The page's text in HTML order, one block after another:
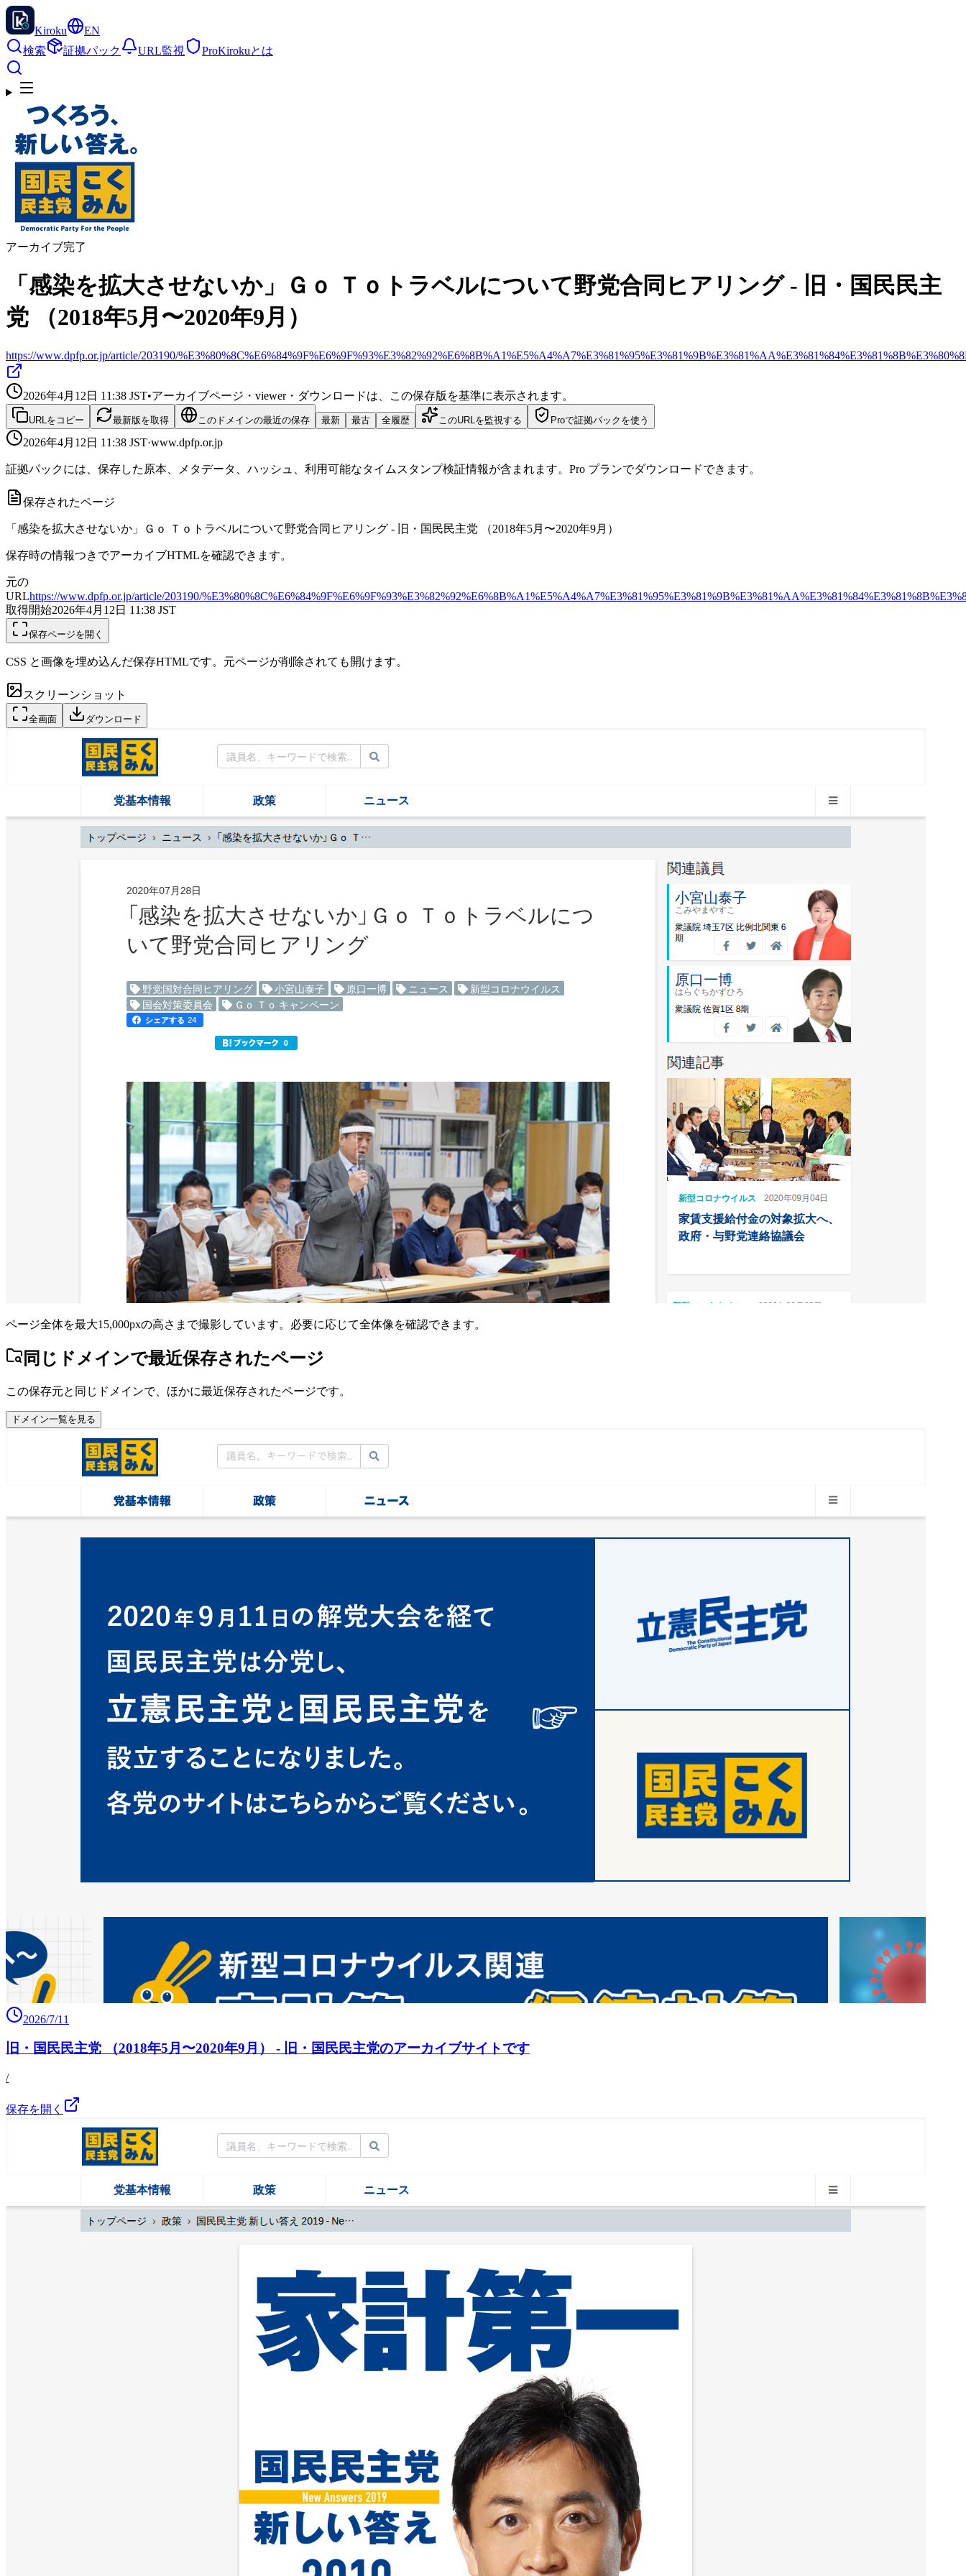
Kiroku
EN
検索
証拠パック URL監視 ProKirokuとは
アーカイブ完了
「感染を拡大させないか」Ｇｏ Ｔｏトラベルについて野党合同ヒアリング - 旧・国民民主
党 （2018年5月〜2020年9月）
https://www.dpfp.or.jp/article/203190/
2026年4月12日 11:38 JST•アーカイブページ・viewer・ダウンロードは、この保存版を基準に表示されます。
URLをコピー 最新版を取得 このドメインの最近の保存 最新 最古 全履歴 このURLを監視する Proで証拠パックを使う
2026年4月12日 11:38 JST·www.dpfp.or.jp
証拠パックには、保存した原本、メタデータ、ハッシュ、利用可能なタイムスタンプ検証情報が含まれます。Pro プランでダウンロードできます。
保存されたページ
「感染を拡大させないか」Ｇｏ Ｔｏトラベルについて野党合同ヒアリング - 旧・国民民主党 （2018年5月〜2020年9月）
保存時の情報つきでアーカイブHTMLを確認できます。
元の
URLhttps://www.dpfp.or.jp/article/203190/
取得開始2026年4月12日 11:38 JST
保存ページを開く
CSS と画像を埋め込んだ保存HTMLです。元ページが削除されても開けます。
スクリーンショット
全画面 ダウンロード
ページ全体を最大15,000pxの高さまで撮影しています。必要に応じて全体像を確認できます。
同じドメインで最近保存されたページ
この保存元と同じドメインで、ほかに最近保存されたページです。
ドメイン一覧を見る
2026/7/11
旧・国民民主党 （2018年5月〜2020年9月） - 旧・国民民主党のアーカイブサイトです
/
保存を開く